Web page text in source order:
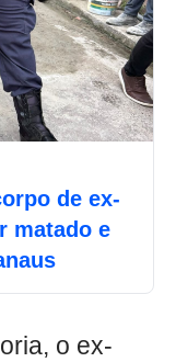
de ex-
matado e
o ex-